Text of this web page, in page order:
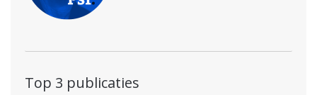
Top 3 publicaties